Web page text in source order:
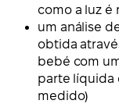
como a luz é
um análise
obtida
bebé com
parte líquida
medido)